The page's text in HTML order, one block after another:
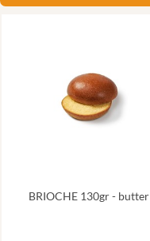
BRIOCHE 130gr - butter